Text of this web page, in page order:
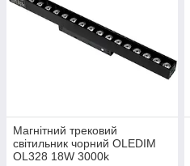
Магнітний трековий
світильник чорний OLEDIM
OL328 18W 3000k